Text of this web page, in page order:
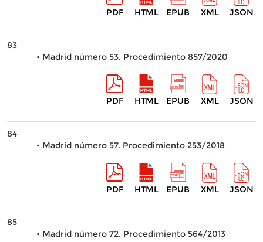
PDF HTML EPUB XML JSON
83
• Madrid número 53. Procedimiento 857/2020
PDF HTML EPUB XML JSON
84
• Madrid número 57. Procedimiento 253/2018
PDF HTML EPUB XML JSON
85
• Madrid número 72. Procedimiento 564/2013